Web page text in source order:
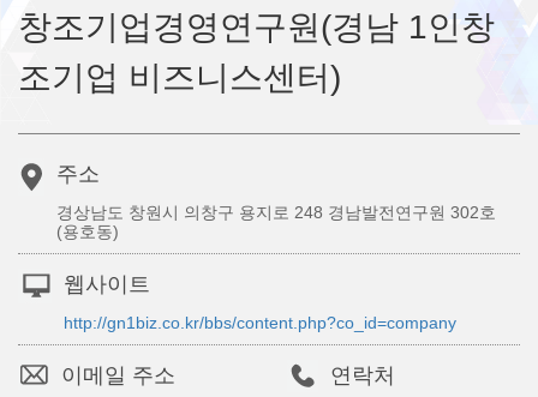
창조기업경영연구원(경남 1인창
조기업 비즈니스센터)
주소
경상남도 창원시 의창구 용지로 248 경남발전연구원 302호
(용호동)
웹사이트
http://gn1biz.co.kr/bbs/content.php?co_id=company
이메일 주소 연락처